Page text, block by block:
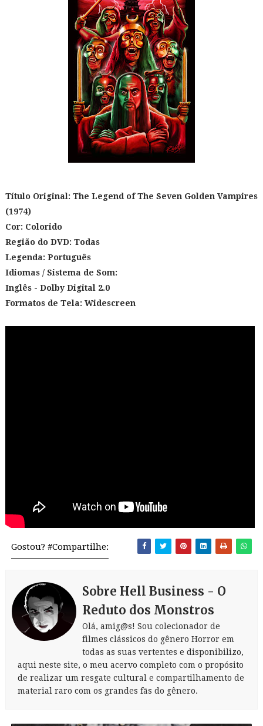
Título Original: The Legend of The Seven Golden Vampires
(1974)
Cor: Colorido
Região do DVD: Todas
Legenda: Português
Idiomas / Sistema de Som:
Inglês - Dolby Digital 2.0
Formatos de Tela: Widescreen
Gostou? #Compartilhe:
Sobre Hell Business - O
Reduto dos Monstros
Olá, amig@s! Sou colecionador de
filmes clássicos do gênero Horror em
todas as suas vertentes e disponibilizo,
aqui neste site, o meu acervo completo com o propósito
de realizar um resgate cultural e compartilhamento de
material raro com os grandes fãs do gênero.